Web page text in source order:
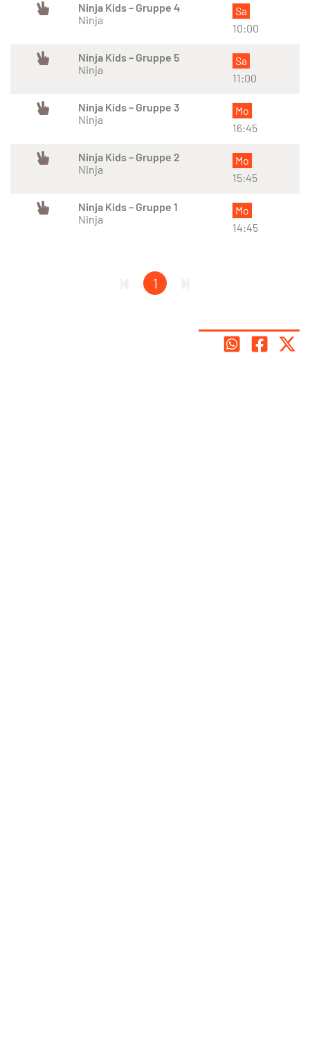
Ninja Kids – Gruppe 4
Ninja
Sa
10:00
Ninja Kids – Gruppe 5
Ninja
Sa
11:00
Ninja Kids – Gruppe 3
Ninja
Mo
16:45
Ninja Kids – Gruppe 2
Ninja
Mo
15:45
Ninja Kids – Gruppe 1
Ninja
Mo
14:45
1